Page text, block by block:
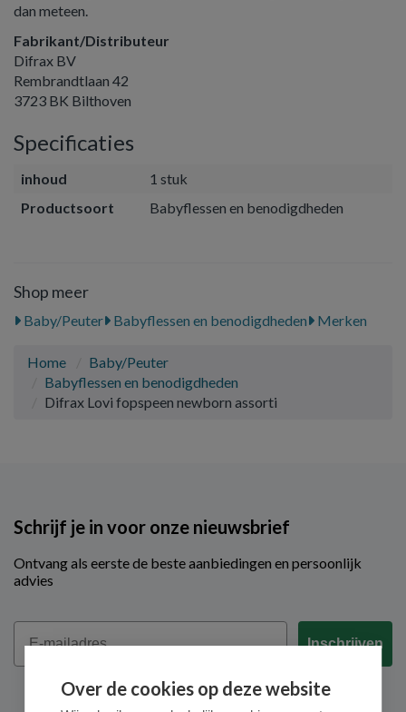
dan meteen.
Fabrikant/Distributeur
Difrax BV
Rembrandtlaan 42
3723 BK Bilthoven
Specificaties
inhoud
1 stuk
Productsoort
Babyflessen en benodigdheden
Shop meer
Baby/Peuter Babyflessen en benodigdheden Merken
Home
Baby/Peuter
Babyflessen en benodigdheden
Difrax Lovi fopspeen newborn assorti
Schrijf je in voor onze nieuwsbrief
Ontvang als eerste de beste aanbiedingen en persoonlijk
advies
Email
Inschrijven
Over de cookies op deze website